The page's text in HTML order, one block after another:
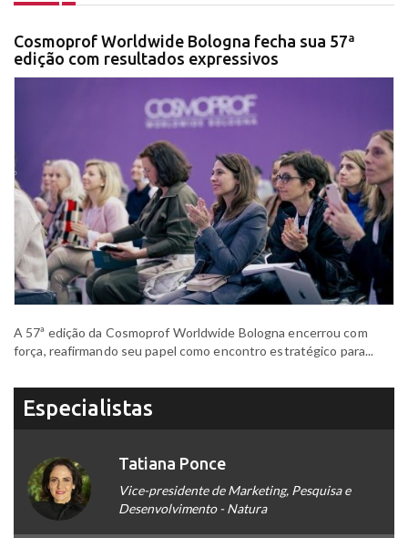
Cosmoprof Worldwide Bologna fecha sua 57ª
edição com resultados expressivos
A 57ª edição da Cosmoprof Worldwide Bologna encerrou com
força, reafirmando seu papel como encontro estratégico para...
Especialistas
Tatiana Ponce
Vice-presidente de Marketing, Pesquisa e
Desenvolvimento - Natura